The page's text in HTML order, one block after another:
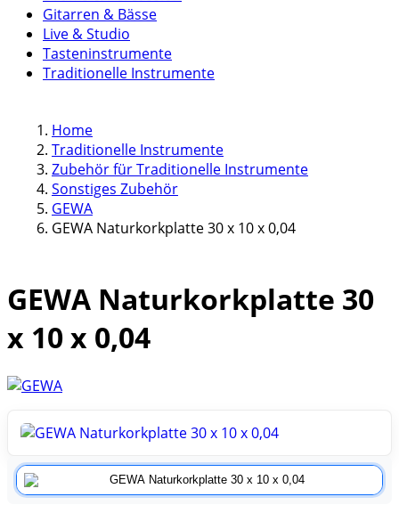
Gitarren & Bässe
Live & Studio
Tasteninstrumente
Traditionelle Instrumente
Home
Traditionelle Instrumente
Zubehör für Traditionelle Instrumente
Sonstiges Zubehör
GEWA
GEWA Naturkorkplatte 30 x 10 x 0,04
GEWA Naturkorkplatte 30
x 10 x 0,04